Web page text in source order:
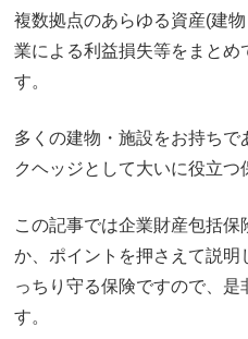
複数拠点のあらゆる資産(建
業による利益損失等をまと
す。
多くの建物・施設をお持ち
クヘッジとして大いに役立つ
この記事では企業財産包括
か、ポイントを押さえて説明
っちり守る保険ですので、
す。